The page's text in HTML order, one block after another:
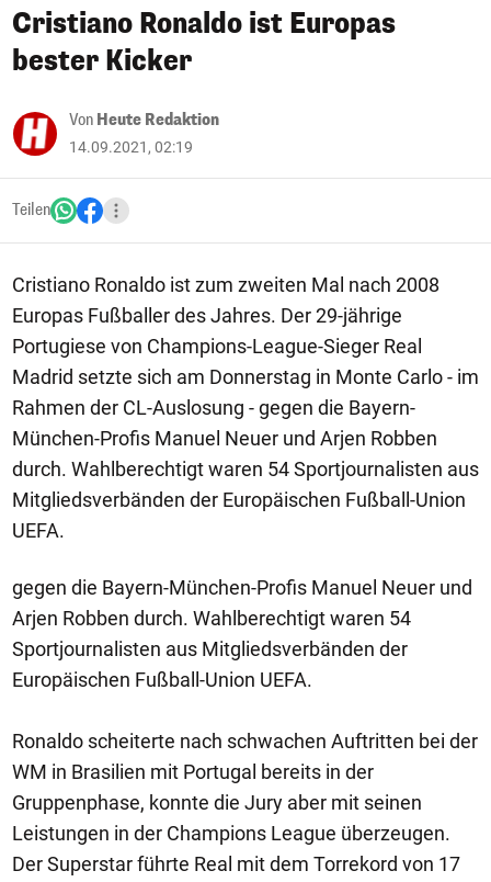
Cristiano Ronaldo ist Europas
bester Kicker
Von Heute Redaktion
14.09.2021, 02:19
Teilen
Cristiano Ronaldo ist zum zweiten Mal nach 2008
Europas Fußballer des Jahres. Der 29-jährige
Portugiese von Champions-League-Sieger Real
Madrid setzte sich am Donnerstag in Monte Carlo - im
Rahmen der CL-Auslosung - gegen die Bayern-
München-Profis Manuel Neuer und Arjen Robben
durch. Wahlberechtigt waren 54 Sportjournalisten aus
Mitgliedsverbänden der Europäischen Fußball-Union
UEFA.
gegen die Bayern-München-Profis Manuel Neuer und
Arjen Robben durch. Wahlberechtigt waren 54
Sportjournalisten aus Mitgliedsverbänden der
Europäischen Fußball-Union UEFA.
Ronaldo scheiterte nach schwachen Auftritten bei der
WM in Brasilien mit Portugal bereits in der
Gruppenphase, konnte die Jury aber mit seinen
Leistungen in der Champions League überzeugen.
Der Superstar führte Real mit dem Torrekord von 17